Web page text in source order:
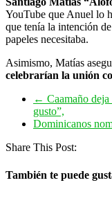
YouTube que Anuel lo
que tenía la intención
papeles necesitaba.
Asimismo, Matías
celebrarían la unión
← Caamaño
gusto”,
Dominicanos
Share This Post:
También te puede